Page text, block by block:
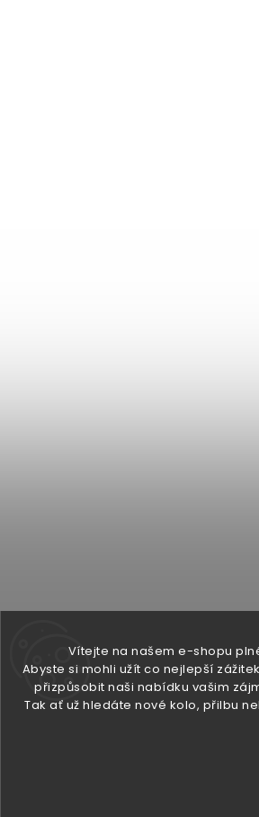
Vítejte na našem e-shopu
Abyste si mohli užít co nejlepší
přizpůsobit naši nabídku vašim
Tak ať už hledáte nové kolo, přilbu